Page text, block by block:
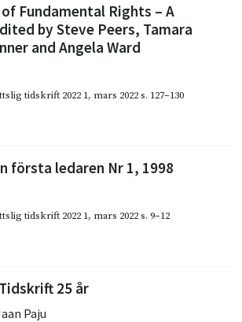
Fundamental Rights – A
by Steve Peers, Tamara
and Angela Ward
tidskrift 2022 1, mars 2022s. 127–130
första ledaren Nr 1, 1998
tidskrift 2022 1, mars 2022s. 9–12
25 år
Paju